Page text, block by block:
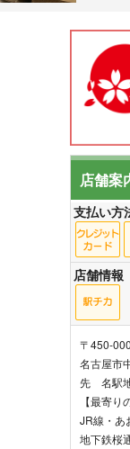
店舗案
支払い方
店舗情報
〒450-
名古屋市
先 名駅
【最寄り
JR線・あ
地下鉄桜